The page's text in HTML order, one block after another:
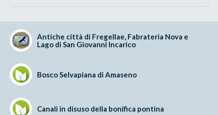
Antiche città di Fregellae, Fabrateria Nova e
Lago di San Giovanni Incarico
Bosco Selvapiana di Amaseno
Canali in disuso della bonifica pontina